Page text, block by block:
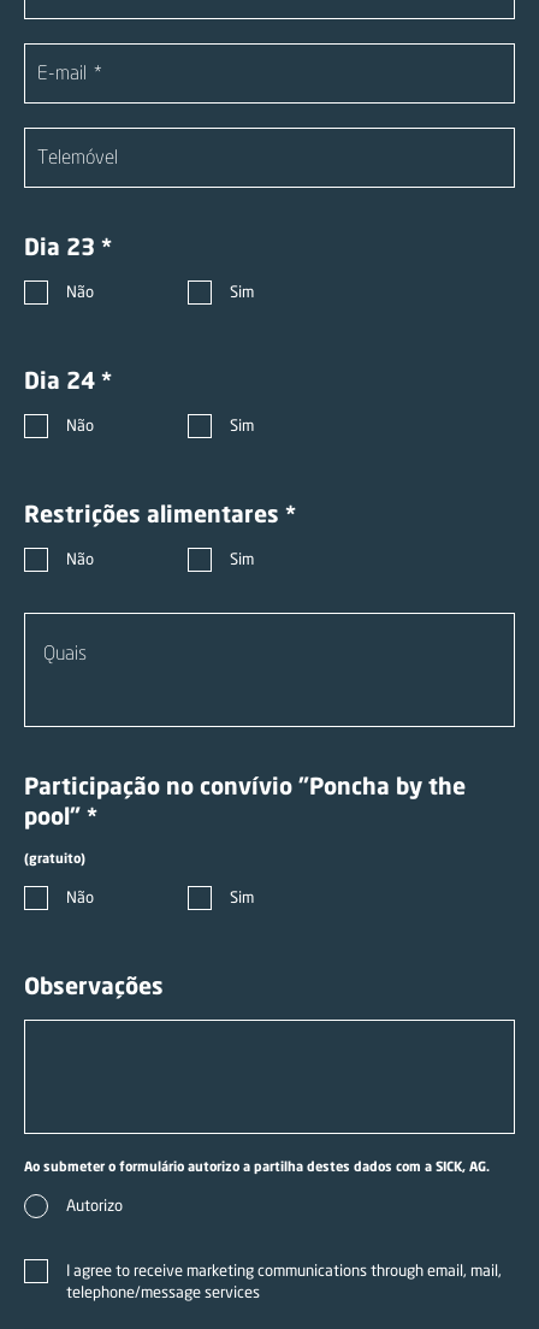
Dia 23 *
Não Sim
Dia 24 *
Não Sim
Restrições alimentares *
Não Sim
Participação no convívio "Poncha by the
pool" *
(gratuito)
Não Sim
Observações
Ao submeter o formulário autorizo a partilha destes dados com a SICK, AG.
Autorizo
I agree to receive marketing communications through email, mail,
telephone/message services